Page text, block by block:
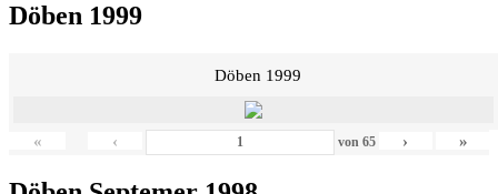
Döben 1999
Döben 1999
« ‹ von 65 › »